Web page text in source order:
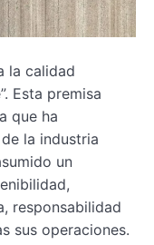
la calidad
Esta premisa
que ha
la industria
un
responsabilidad
sus operaciones.